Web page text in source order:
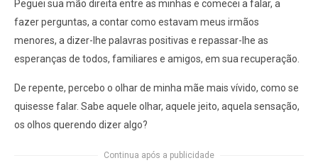
Peguei sua mão direita entre as minhas e comecei a falar, a
fazer perguntas, a contar como estavam meus irmãos
menores, a dizer-lhe palavras positivas e repassar-lhe as
esperanças de todos, familiares e amigos, em sua recuperação.
De repente, percebo o olhar de minha mãe mais vívido, como se
quisesse falar. Sabe aquele olhar, aquele jeito, aquela sensação,
os olhos querendo dizer algo?
Continua após a publicidade